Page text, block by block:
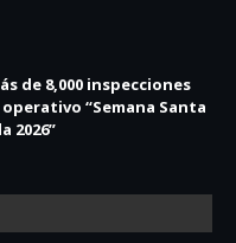
de 8,000 inspecciones
“Semana Santa
2026”